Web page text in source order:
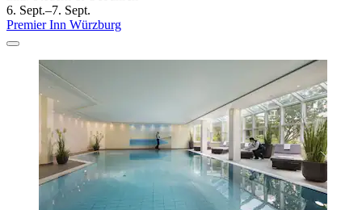
6. Sept.–7. Sept.
Premier Inn Würzburg